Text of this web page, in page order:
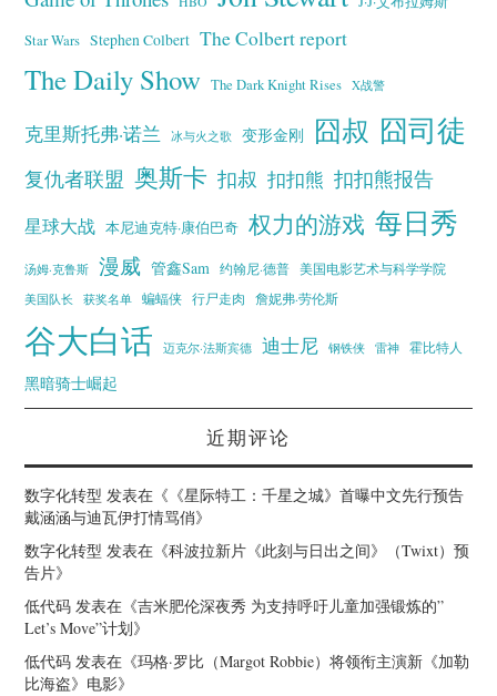
Star Wars Stephen Colbert The Colbert report
The Daily Show The Dark Knight Rises X战警
克里斯托弗·诺兰 冰与火之歌 变形金刚 囧叔 囧司徒
复仇者联盟 奥斯卡 扣叔 扣扣熊 扣扣熊报告
星球大战 本尼迪克特·康伯巴奇 权力的游戏 每日秀
汤姆·克鲁斯 漫威 管鑫Sam 约翰尼·德普
美国电影艺术与科学学院
美国队长
获奖名单 蝙蝠侠 行尸走肉 詹妮弗·劳伦斯
谷大白话 迈克尔·法斯宾德 迪士尼 钢铁侠 雷神 霍比特人
黑暗骑士崛起
近期评论
数字化转型 发表在《 《星际特工：千星之城》首曝中文先行预告
戴涵涵与迪瓦伊打情骂俏》
数字化转型 发表在《科波拉新片《此刻与日出之间》（Twixt）预
告片》
低代码 发表在《吉米肥伦深夜秀 为支持呼吁儿童加强锻炼的”
Let’s Move”计划》
低代码 发表在《玛格·罗比（Margot Robbie）将领衔主演新《加勒
比海盗》电影》